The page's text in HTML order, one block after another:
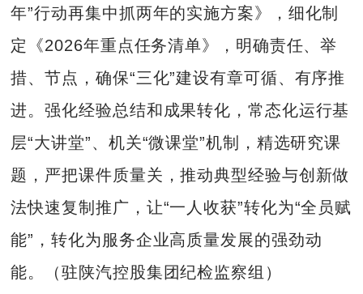
年”行动再集中抓两年的实施方案》，细化制
定《2026年重点任务清单》，明确责任、举
措、节点，确保“三化”建设有章可循、有序推
进。强化经验总结和成果转化，常态化运行基
层“大讲堂”、机关“微课堂”机制，精选研究课
题，严把课件质量关，推动典型经验与创新做
法快速复制推广，让“一人收获”转化为“全员赋
能”，转化为服务企业高质量发展的强劲动
能。（驻陕汽控股集团纪检监察组）